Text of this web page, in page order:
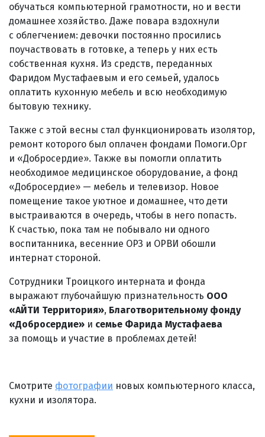
обучаться компьютерной грамотности, но и вести
домашнее хозяйство. Даже повара вздохнули
с облегчением: девочки постоянно просились
поучаствовать в готовке, а теперь у них есть
собственная кухня. Из средств, переданных
Фаридом Мустафаевым и его семьей, удалось
оплатить кухонную мебель и всю необходимую
бытовую технику.
Также с этой весны стал функционировать изолятор,
ремонт которого был оплачен фондами Помоги.Орг
и «Добросердие». Также вы помогли оплатить
необходимое медицинское оборудование, а фонд
«Добросердие» — мебель и телевизор. Новое
помещение такое уютное и домашнее, что дети
выстраиваются в очередь, чтобы в него попасть.
К счастью, пока там не побывало ни одного
воспитанника, весенние ОРЗ и ОРВИ обошли
интернат стороной.
Сотрудники Троицкого интерната и фонда
выражают глубочайшую признательность ООО
«АЙТИ Территория», Благотворительному фонду
«Добросердие» и семье Фарида Мустафаева
за помощь и участие в проблемах детей!
Смотрите фотографии новых компьютерного класса,
кухни и изолятора.